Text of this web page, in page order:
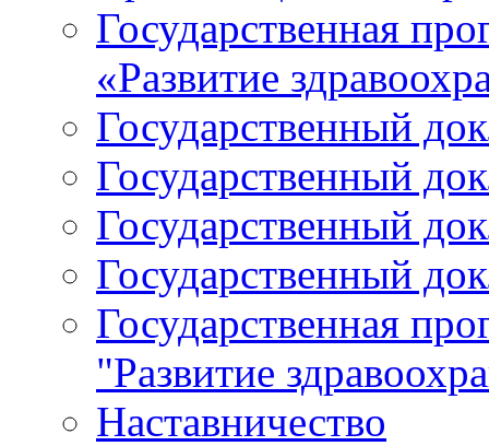
Государственная
«Развитие
Государственный
Государственный
Государственный
Государственный
Государственная
"Развитие
Наставничество